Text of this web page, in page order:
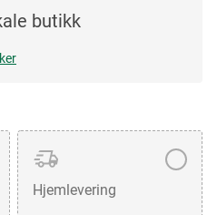
butikk
Hjemlevering